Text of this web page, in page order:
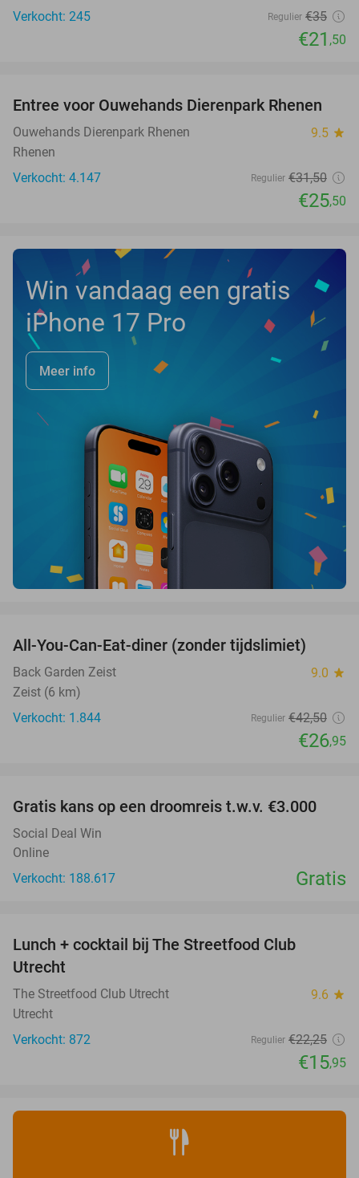
Verkocht: 245
Regulier €35
€21 ,50
19%
Entree voor Ouwehands Dierenpark Rhenen
Ouwehands Dierenpark Rhenen 9.5 star
Rhenen
Verkocht: 4.147
Regulier €31,50
€25,50
Win vandaag een gratis
iPhone 17 Pro
Meer info
All-You-Can-Eat-diner (zonder tijdslimiet)
Back Garden Zeist 9.0 star
Zeist (6 km)
Verkocht: 1.844
Regulier €42,50
€26,95
Gratis kans op een droomreis t.w.v. €3.000
Social Deal Win
Online
Verkocht: 188.617
Gratis
Lunch + cocktail bij The Streetfood Club
Utrecht
The Streetfood Club Utrecht 9.6 star
Utrecht
Verkocht: 872
Regulier €22,25
€15,95